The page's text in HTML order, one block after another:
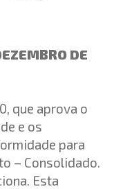
DE
que aprova o
e os
para
– Consolidado.
Esta